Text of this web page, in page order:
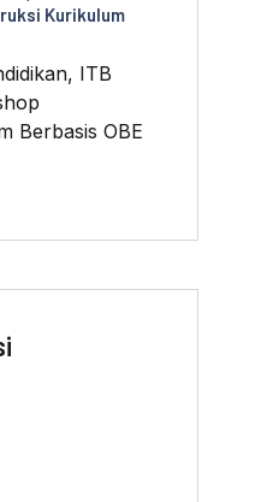
Kurikulum